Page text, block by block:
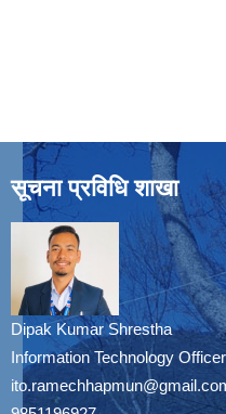
सूचना प्रविधि शाखा
Dipak Kumar Shrestha
Information Technology Officer